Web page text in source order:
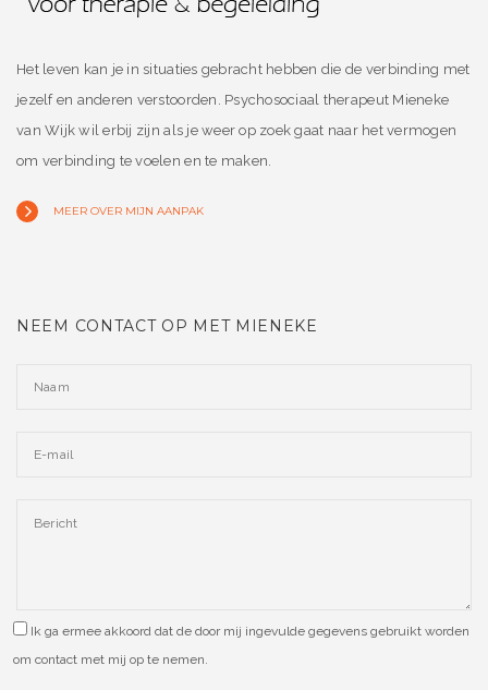
Het leven kan je in situaties gebracht hebben die de verbinding met
jezelf en anderen verstoorden. Psychosociaal therapeut Mieneke
van Wijk wil erbij zijn als je weer op zoek gaat naar het vermogen
om verbinding te voelen en te maken.
MEER OVER MIJN AANPAK
NEEM CONTACT OP MET MIENEKE
Ik ga ermee akkoord dat de door mij ingevulde gegevens gebruikt worden
om contact met mij op te nemen.